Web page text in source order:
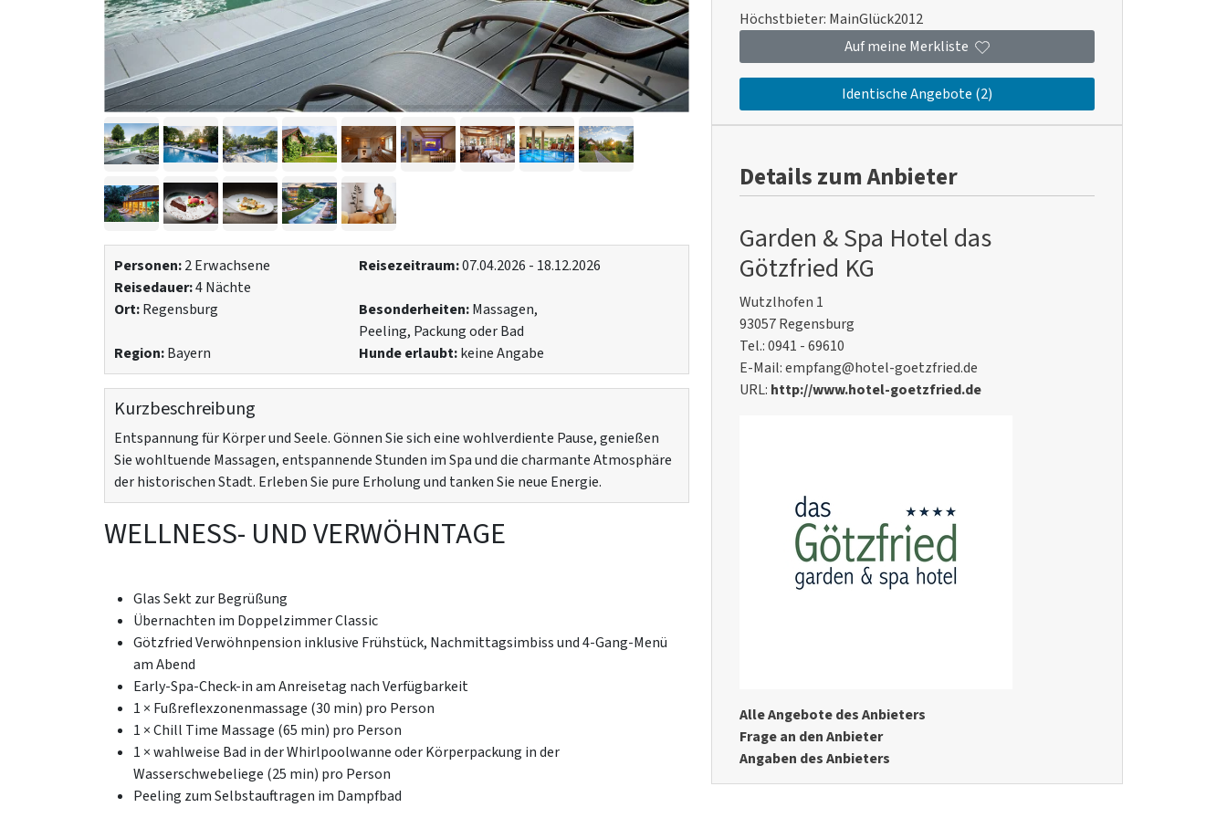
Personen:2 Erwachsene Reisezeitraum:07.04.2026 - 18.12.2026
Reisedauer:4 Nächte
Ort:Regensburg Besonderheiten:Massagen,
Peeling, Packung oder Bad
Region:Bayern Hunde erlaubt:keine Angabe
Kurzbeschreibung
Entspannung für Körper und Seele. Gönnen Sie sich eine wohlverdiente Pause, genießen
Sie wohltuende Massagen, entspannende Stunden im Spa und die charmante Atmosphäre
der historischen Stadt. Erleben Sie pure Erholung und tanken Sie neue Energie.
WELLNESS- UND VERWÖHNTAGE
Glas Sekt zur Begrüßung
Übernachten im Doppelzimmer Classic
Götzfried Verwöhnpension inklusive Frühstück, Nachmittagsimbiss und 4-Gang-Menü
am Abend
Early-Spa-Check-in am Anreisetag nach Verfügbarkeit
1 × Fußreflexzonenmassage (30 min) pro Person
1 × Chill Time Massage (65 min) pro Person
1 × wahlweise Bad in der Whirlpoolwanne oder Körperpackung in der
Wasserschwebeliege (25 min) pro Person
Peeling zum Selbstauftragen im Dampfbad
Höchstbieter: MainGlück2012
Auf meine Merkliste
Identische Angebote (2)
Details zum Anbieter
Garden & Spa Hotel das
Götzfried KG
Wutzlhofen 1
93057 Regensburg
Tel.: 0941 - 69610
E-Mail: empfang@hotel-goetzfried.de
URL: http://www.hotel-goetzfried.de
Alle Angebote des Anbieters
Frage an den Anbieter
Angaben des Anbieters